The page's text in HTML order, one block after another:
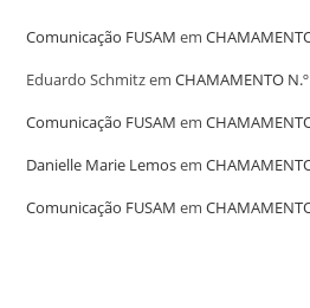
Comunicação FUSAM em
Eduardo SchmitzemCHAMAMENTO
Comunicação FUSAM em
Danielle Marie Lemosem
Comunicação FUSAM em